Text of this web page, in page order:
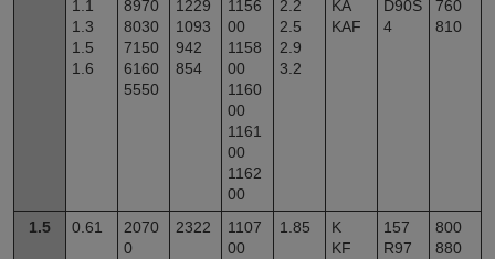
1.1
1.3
1.5
1.6
8970
8030
7150
6160
5550
1229
1093
942
854
1156
00
1158
00
1160
00
1161
00
1162
00
2.2
2.5
2.9
3.2
KA
KAF
D90S
4
760
810
1.5 0.61
2070
0
2322
1107
00
1.85
K
KF
157
R97
800
880